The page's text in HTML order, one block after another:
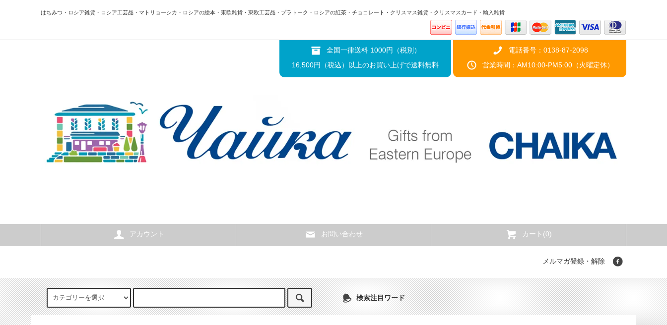
はちみつ・ロシア雑貨・ロシア工芸品・マトリョーシカ・ロシアの絵本・東欧雑貨・東欧工芸品・プラトーク・ロシアの紅茶・チョコレート・クリスマス雑貨・クリスマスカード・輸入雑貨
全国一律送料 1000円（税別）
16,500円（税込）以上のお買い上げで送料無料
電話番号：0138-87-2098
営業時間：AM10:00-PM5:00（火曜定休）
アカウント お問い合わせ カート(0)
メルマガ登録・解除
検索注目ワード